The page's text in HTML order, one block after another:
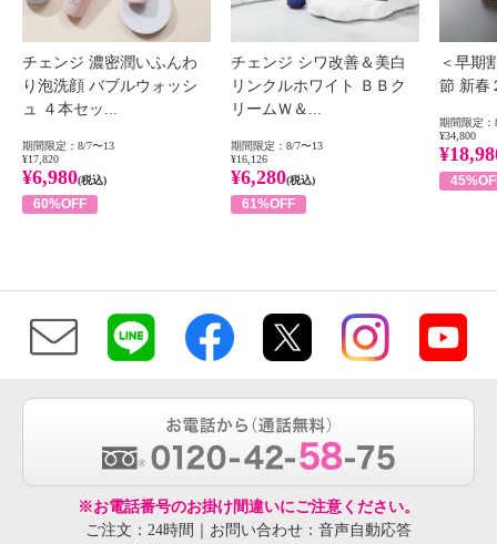
チェンジ 濃密潤いふんわ
り泡洗顔 バブルウォッシ
ュ ４本セッ...
期間限定：8/7〜13
¥17,820
¥6,980(税込)
60%OFF
チェンジ シワ改善＆美白
リンクルホワイト ＢＢク
リームＷ＆...
期間限定：8/7〜13
¥16,126
¥6,280(税込)
61%OFF
＜早期
節 新春
期間限定：
¥34,800
※お電話番号のお掛け間違いにご注意ください。
ご注文：24時間｜お問い合わせ：音声自動応答